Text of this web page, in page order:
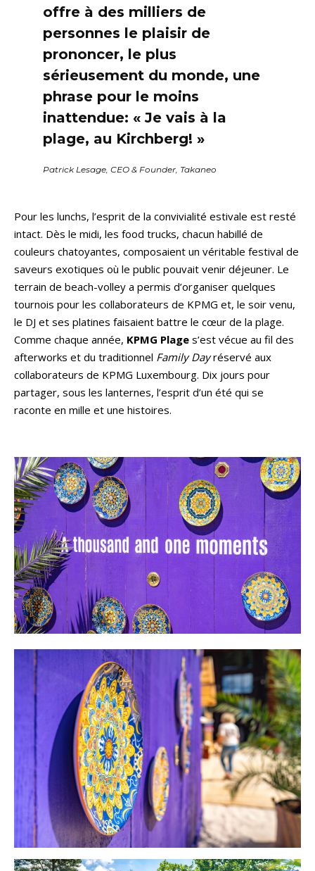
offre à des milliers de
personnes le plaisir de
prononcer, le plus
sérieusement du monde, une
phrase pour le moins
inattendue: « Je vais à la
plage, au Kirchberg! »
Patrick Lesage, CEO & Founder, Takaneo
Pour les lunchs, l’esprit de la convivialité estivale est resté
intact. Dès le midi, les food trucks, chacun habillé de
couleurs chatoyantes, composaient un véritable festival de
saveurs exotiques où le public pouvait venir déjeuner. Le
terrain de beach-volley a permis d’organiser quelques
tournois pour les collaborateurs de KPMG et, le soir venu,
le DJ et ses platines faisaient battre le cœur de la plage.
Comme chaque année, KPMG Plage s’est vécue au fil des
afterworks et du traditionnel Family Dayréservé aux
collaborateurs de KPMG Luxembourg. Dix jours pour
partager, sous les lanternes, l’esprit d’un été qui se
raconte en mille et une histoires.